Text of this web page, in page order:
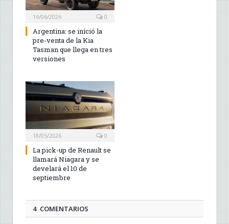
16/06/2026 0
Argentina: se inició la
pre-venta de la Kia
Tasman que llega en tres
versiones
18/05/2026 0
La pick-up de Renault se
llamará Niagara y se
develará el 10 de
septiembre
4 COMENTARIOS